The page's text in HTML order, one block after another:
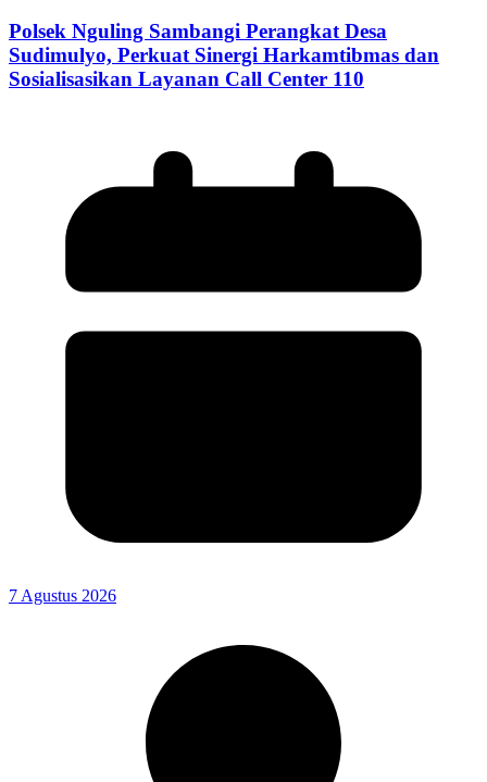
Polsek Nguling Sambangi Perangkat Desa
Sudimulyo, Perkuat Sinergi Harkamtibmas dan
Sosialisasikan Layanan Call Center 110
7 Agustus 2026